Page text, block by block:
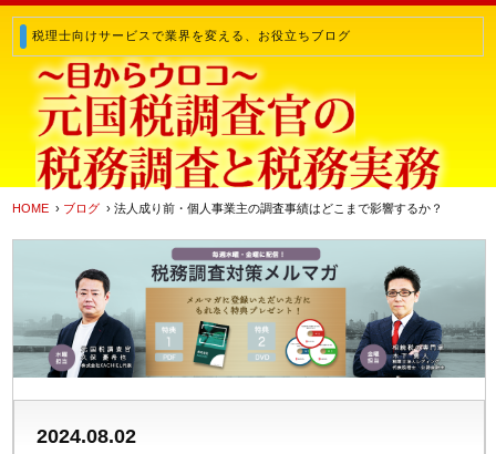
税理士向けサービスで業界を変える、お役立ちブログ
HOME › ブログ › 法人成り前・個人事業主の調査事績はどこまで影響するか？
2024.08.02